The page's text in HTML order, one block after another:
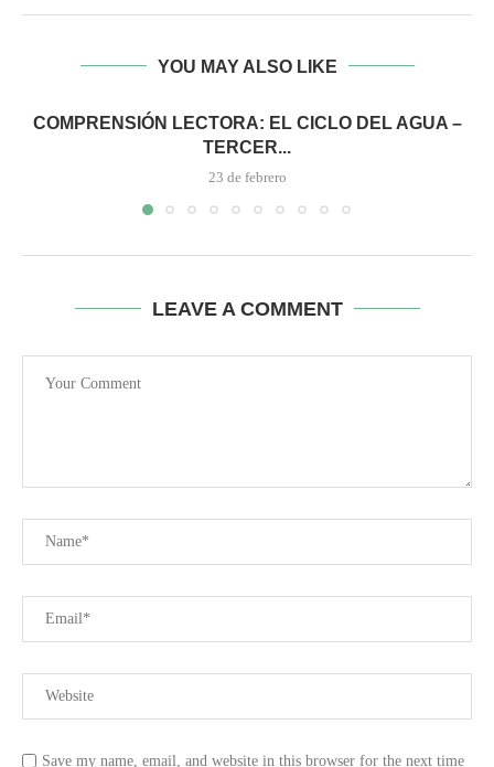
YOU MAY ALSO LIKE
COMPRENSIÓN LECTORA: EL CICLO DEL AGUA –
TERCER...
23 de febrero
LEAVE A COMMENT
Save my name, email, and website in this browser for the next time